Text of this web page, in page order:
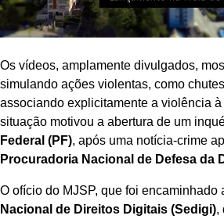
Os vídeos, amplamente divulgados,
simulando ações violentas, como
associando explicitamente a violência
situação motivou a abertura de um
Federal (PF), após uma notícia-crime
Procuradoria Nacional de Defesa da
O ofício do MJSP, que foi encaminhado
Nacional de Direitos Digitais (Sedigi),